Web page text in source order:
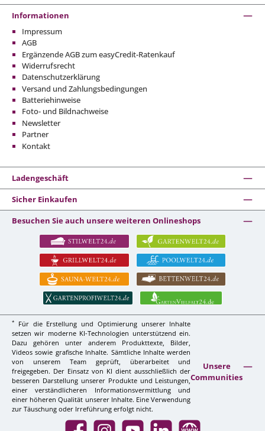
Informationen
Impressum
AGB
Ergänzende AGB zum easyCredit-Ratenkauf
Widerrufsrecht
Datenschutzerklärung
Versand und Zahlungsbedingungen
Batteriehinweise
Foto- und Bildnachweise
Newsletter
Partner
Kontakt
Ladengeschäft
Sicher Einkaufen
Besuchen Sie auch unsere weiteren Onlineshops
*
Für die Erstellung und Optimierung unserer Inhalte
setzen wir moderne KI-Technologien unterstützend ein.
Dazu gehören unter anderem Produkttexte, Bilder,
Videos sowie grafische Inhalte. Sämtliche Inhalte werden
von unserem Team geprüft, überarbeitet und
freigegeben. Der Einsatz von KI dient ausschließlich der
besseren Darstellung unserer Produkte und Leistungen,
einer verständlicheren Informationsvermittlung und
einer höheren Qualität unserer Inhalte. Eine Verwendung
zur Täuschung oder Irreführung erfolgt nicht.
Unsere
Communities